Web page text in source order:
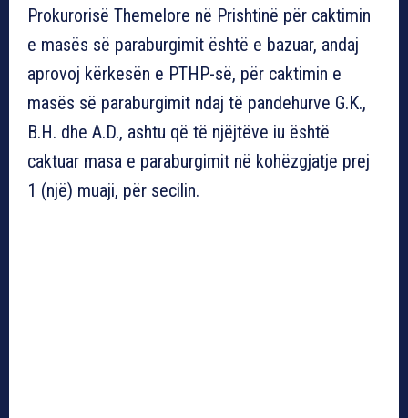
Prokurorisë Themelore në Prishtinë për caktimin
e masës së paraburgimit është e bazuar, andaj
aprovoj kërkesën e PTHP-së, për caktimin e
masës së paraburgimit ndaj të pandehurve G.K.,
B.H. dhe A.D., ashtu që të njëjtëve iu është
caktuar masa e paraburgimit në kohëzgjatje prej
1 (një) muaji, për secilin.